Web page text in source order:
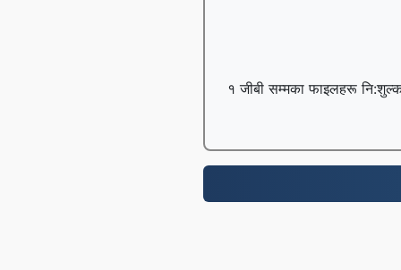
१ जीबी सम्मका फाइलहरू